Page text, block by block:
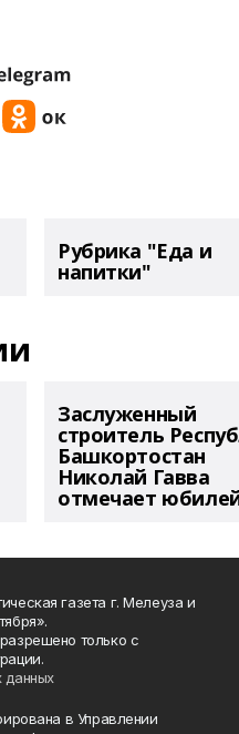
Рубрика "Еда и
напитки"
Заслуженный
строитель
Башкортостан
Николай Гавва
отмечает
газета г. Мелеуза и
только с
данных
в Управлении